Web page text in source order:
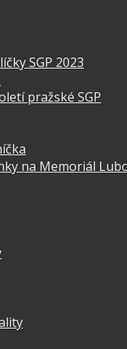
SGP 2023
pražské SGP
na Memoriál